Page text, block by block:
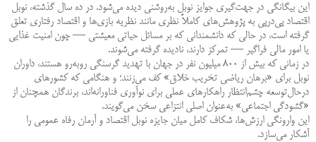
این بیگانگی در جهت‌گیری جوایز نوبل به‌روشنی دیده می‌شود. در ده سال گذشته، نوبل
اقتصاد پی‌درپی به پژوهش‌های کاملاً نظری مانند نظریه‌ بازی‌ها و اقتصاد رفتاری تعلق
گرفته است، در حالی که دانشمندانی که بر مسائل حیاتی معیشتی — چون امنیت غذایی
یا امور مالی فراگیر — تمرکز دارند، نادیده گرفته می‌شوند.
در زمانی که بیش از ۸۰۰ میلیون نفر در جهان با تهدید گرسنگی روبه‌رو هستند، داوران
نوبل برای «برهان ریاضی تخریب خلاق» کف می‌زنند؛ و هنگامی که کشورهای
درحال‌توسعه چشم‌انتظار راهکارهای عملی برای نوآوری فناورانه‌اند، برندگان همچنان از
«گشودگی اجتماعی» به‌عنوان اصلی انتزاعی سخن می‌گویند.
این وارونگی ارزش‌ها، شکاف کامل میان جایزه‌ نوبل اقتصاد و آرمان رفاه عمومی را
آشکار می‌سازد.